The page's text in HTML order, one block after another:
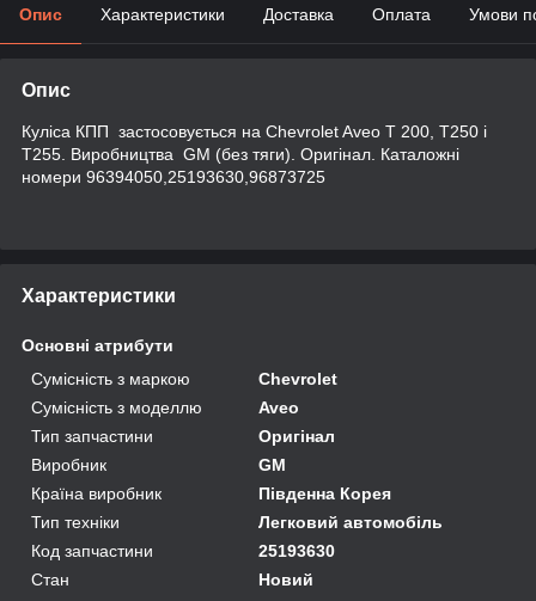
Опис Характеристики Доставка Оплата Умови
Опис
Куліса КПП застосовується на Chevrolet Aveo Т 200, Т250 і
Т255. Виробництва GM (без тяги). Оригінал. Каталожні
номери 96394050,25193630,96873725
Характеристики
Основні атрибути
Сумісність з маркою
Chevrolet
Сумісність з моделлю
Aveo
Тип запчастини
Оригінал
Виробник
GM
Країна виробник
Південна Корея
Тип техніки
Легковий автомобіль
Код запчастини
25193630
Стан
Новий